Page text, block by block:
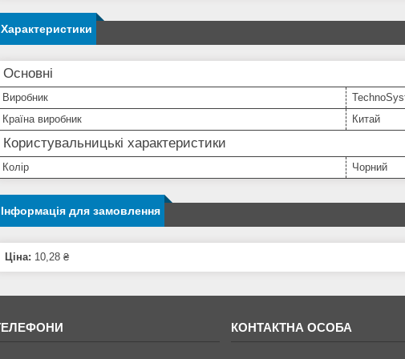
Характеристики
Основні
Виробник
Країна виробник
Китай
Користувальницькі характеристики
Колір Чорний
Інформація для замовлення
Ціна: 10,28 ₴